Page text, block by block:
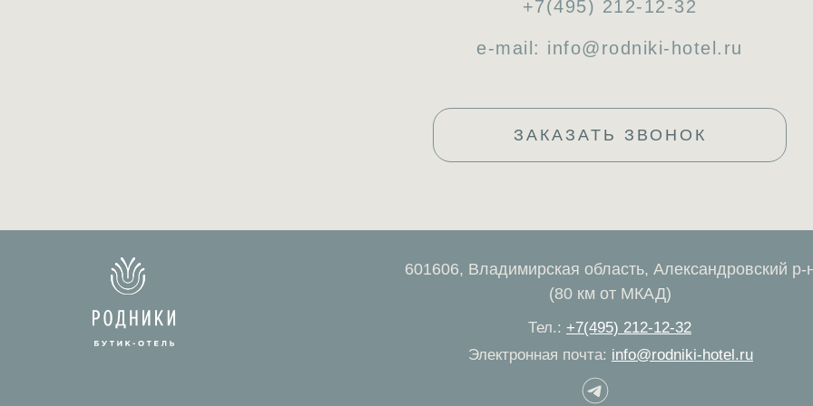
ЗАКАЗАТЬ ЗВОНОК
e-mail: info@rodniki-hotel.ru
+7(495) 212-12-32
Электронная почта: info@rodniki-hotel.ru
601606, Владимирская область, Александровский р-
(80 км от МКАД)
Тел.: +7(495) 212-12-32